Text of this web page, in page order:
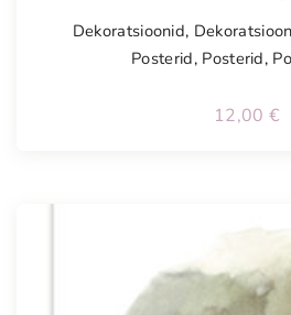
Dekoratsioonid,
Posterid, Posterid,
12,00 €